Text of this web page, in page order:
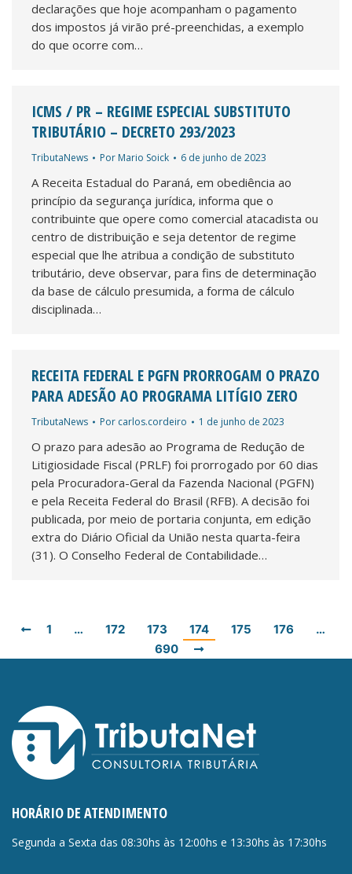
declarações que hoje acompanham o pagamento
dos impostos já virão pré-preenchidas, a exemplo
do que ocorre com…
ICMS / PR – REGIME ESPECIAL SUBSTITUTO
TRIBUTÁRIO – DECRETO 293/2023
TributaNews Por Mario Soick 6 de junho de 2023
A Receita Estadual do Paraná, em obediência ao
princípio da segurança jurídica, informa que o
contribuinte que opere como comercial atacadista ou
centro de distribuição e seja detentor de regime
especial que lhe atribua a condição de substituto
tributário, deve observar, para fins de determinação
da base de cálculo presumida, a forma de cálculo
disciplinada…
RECEITA FEDERAL E PGFN PRORROGAM O PRAZO
PARA ADESÃO AO PROGRAMA LITÍGIO ZERO
TributaNews Por carlos.cordeiro 1 de junho de 2023
O prazo para adesão ao Programa de Redução de
Litigiosidade Fiscal (PRLF) foi prorrogado por 60 dias
pela Procuradora-Geral da Fazenda Nacional (PGFN)
e pela Receita Federal do Brasil (RFB). A decisão foi
publicada, por meio de portaria conjunta, em edição
extra do Diário Oficial da União nesta quarta-feira
(31). O Conselho Federal de Contabilidade…
1 … 172 173 174 175 176
…
690
HORÁRIO DE ATENDIMENTO
Segunda a Sexta das 08:30hs às 12:00hs e 13:30hs às 17:30hs